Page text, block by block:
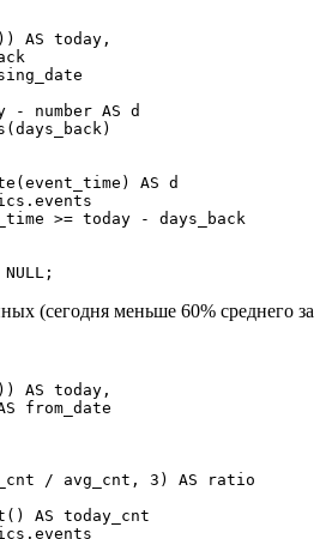
AS today,
- number AS d
AS d
. events
>= today -
days_back
NULL ;
(сегодня меньше 60% среднего за
AS today,
from_date
/ avg_cnt, 3 ) AS ratio
() AS today_cnt
. events